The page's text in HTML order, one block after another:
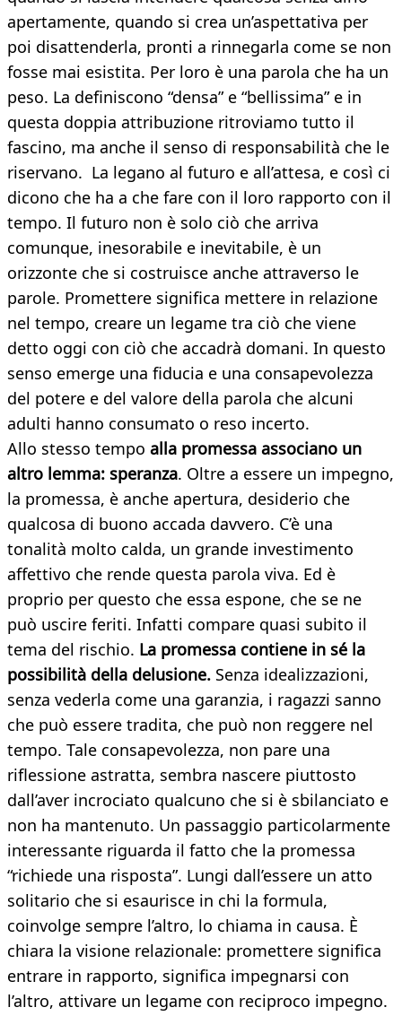
apertamente, quando si crea un’aspettativa per
poi disattenderla, pronti a rinnegarla come se non
fosse mai esistita. Per loro è una parola che ha un
peso. La definiscono “densa” e “bellissima” e in
questa doppia attribuzione ritroviamo tutto il
fascino, ma anche il senso di responsabilità che le
riservano. La legano al futuro e all’attesa, e così ci
dicono che ha a che fare con il loro rapporto con il
tempo. Il futuro non è solo ciò che arriva
comunque, inesorabile e inevitabile, è un
orizzonte che si costruisce anche attraverso le
parole. Promettere significa mettere in relazione
nel tempo, creare un legame tra ciò che viene
detto oggi con ciò che accadrà domani. In questo
senso emerge una fiducia e una consapevolezza
del potere e del valore della parola che alcuni
adulti hanno consumato o reso incerto.
Allo stesso tempo alla promessa associano un
altro lemma: speranza. Oltre a essere un impegno,
la promessa, è anche apertura, desiderio che
qualcosa di buono accada davvero. C’è una
tonalità molto calda, un grande investimento
affettivo che rende questa parola viva. Ed è
proprio per questo che essa espone, che se ne
può uscire feriti. Infatti compare quasi subito il
tema del rischio. La promessa contiene in sé la
possibilità della delusione. Senza idealizzazioni,
senza vederla come una garanzia, i ragazzi sanno
che può essere tradita, che può non reggere nel
tempo. Tale consapevolezza, non pare una
riflessione astratta, sembra nascere piuttosto
dall’aver incrociato qualcuno che si è sbilanciato e
non ha mantenuto. Un passaggio particolarmente
interessante riguarda il fatto che la promessa
“richiede una risposta”. Lungi dall’essere un atto
solitario che si esaurisce in chi la formula,
coinvolge sempre l’altro, lo chiama in causa. È
chiara la visione relazionale: promettere significa
entrare in rapporto, significa impegnarsi con
l’altro, attivare un legame con reciproco impegno.